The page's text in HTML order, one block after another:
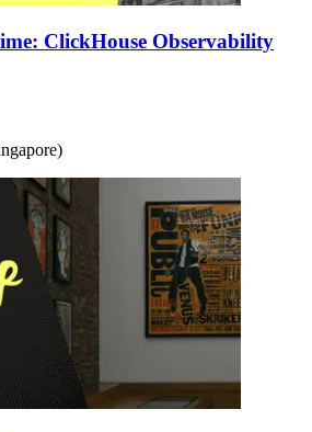
ClickHouse Observability
)